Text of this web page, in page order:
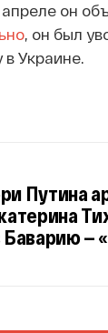
он
, он был
Украине.
Путина
Баварию —